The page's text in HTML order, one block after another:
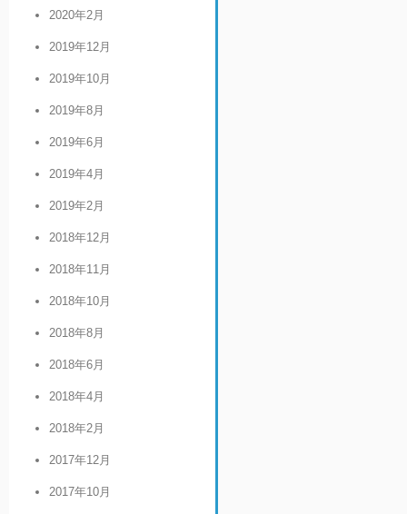
2020年2月
2019年12月
2019年10月
2019年8月
2019年6月
2019年4月
2019年2月
2018年12月
2018年11月
2018年10月
2018年8月
2018年6月
2018年4月
2018年2月
2017年12月
2017年10月